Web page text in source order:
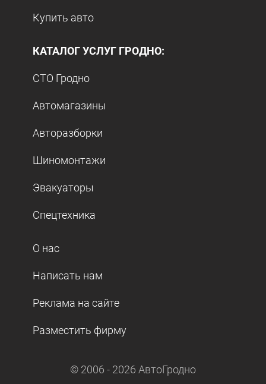
Купить авто
КАТАЛОГ УСЛУГ ГРОДНО:
СТО Гродно
Автомагазины
Авторазборки
Шиномонтажи
Эвакуаторы
Спецтехника
О нас
Написать нам
Реклама на сайте
Разместить фирму
© 2006 - 2026 АвтоГродно